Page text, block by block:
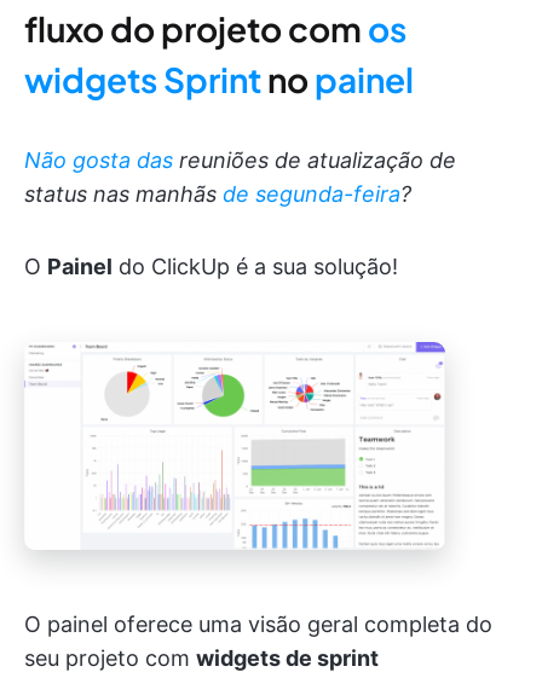
fluxo do projeto com os
widgets Sprintno painel
Não gosta das reuniões de atualização de
status nas manhãs de segunda-feira?
O Painel do ClickUp é a sua solução!
O painel oferece uma visão geral completa do
seu projeto com widgets de sprint